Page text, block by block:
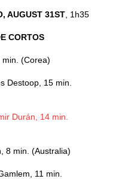
AUGUST 31ST , 1h35
CORTOS
(Corea)
Destoop, 15 min.
Durán, 14 min.
8 min. (Australia)
11 min.